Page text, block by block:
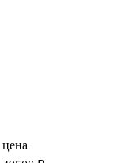
цена